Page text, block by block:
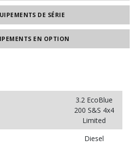
DE SÉRIE
EN OPTION
3.2 EcoBlue
200 S&S 4x4
Limited
Diesel